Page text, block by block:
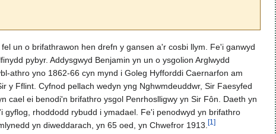
un o brifathrawon hen drefn y gansen a'r cosbi llym. Fe'i ganwyd
pybyr. Addysgwyd Benjamin yn un o ysgolion Arglwydd
athro yno 1862-66 cyn mynd i Goleg Hyfforddi Caernarfon am
y Fflint. Cyfnod pellach wedyn yng Nghwmdeuddwr, Sir Faesyfed
cael ei benodi'n brifathro ysgol Penrhoslligwy yn Sir Fôn. Daeth yn
rhoddodd rybudd i ymadael. Fe'i penodwyd yn brifathro
yn diweddarach, yn 65 oed, yn Chwefror 1913. [1 ]